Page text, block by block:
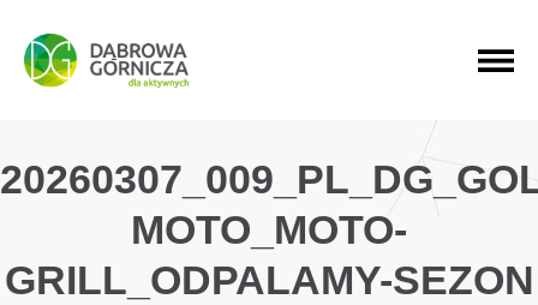
PRZEJDŹ DO MENU GŁÓWNEGO
PRZEJDŹ DO WYSZUKIWARKI
PRZEJDŹ DO TREŚCI
MOTO_MOTO-
GRILL_ODPALAMY-SEZON